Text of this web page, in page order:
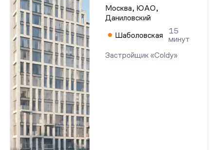
Москва, ЮАО,
Даниловский
Шаболовская
15
минут
Застройщик «Coldy»